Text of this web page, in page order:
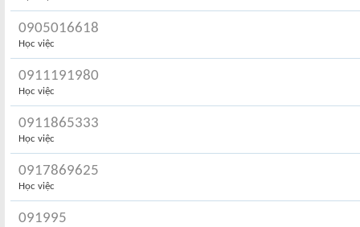
0905016618
Học việc
0911191980
Học việc
0911865333
Học việc
0917869625
Học việc
091995